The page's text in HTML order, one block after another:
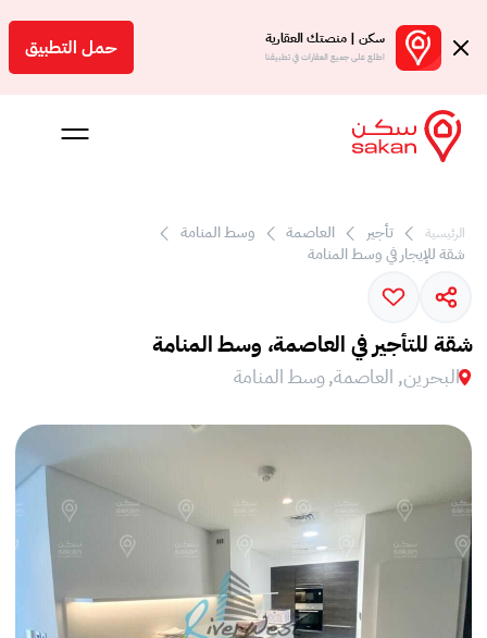
سكن | منصتك العقارية
اطلع على جميع العقارات في تطبيقنا حمل التطبيق
بالعمولة
الرئيسية تأجير العاصمة
وسط المنامة
شقة للإيجار في وسط المنامة
شقة للتأجير في العاصمة، وسط المنامة
البحرين, العاصمة, وسط المنامة